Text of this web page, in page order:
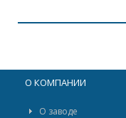
О КОМПАНИИ
О заводе